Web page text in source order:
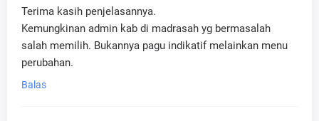
Terima kasih penjelasannya.
Kemungkinan admin kab di madrasah yg bermasalah
salah memilih. Bukannya pagu indikatif melainkan menu
perubahan.
Balas